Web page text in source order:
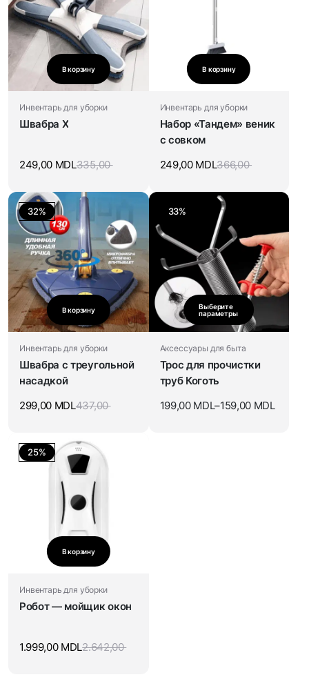
В корзину
Инвентарь для уборки
Швабра X
335,00
249,00 MDL
В корзину
Инвентарь для уборки
Набор «Тандем» веник
с совком
366,00
249,00 MDL
32%
В корзину
Инвентарь для уборки
Швабра c треугольной
насадкой
437,00
299,00 MDL
33%
Выберите
параметры
Аксессуары для быта
Трос для прочистки
труб Коготь
159,00 MDL
–
199,00 MDL
25%
В корзину
Инвентарь для уборки
Робот — мойщик окон
2.642,00
1.999,00 MDL